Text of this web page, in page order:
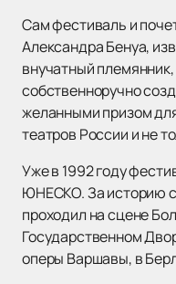
Сам фестиваль и
Александра Бенуа,
внучатный
собственноручно
желанными призом
театров России и не
Уже в 1992 году
ЮНЕСКО. За историю
проходил на сцене
Государственном
оперы Варшавы, в